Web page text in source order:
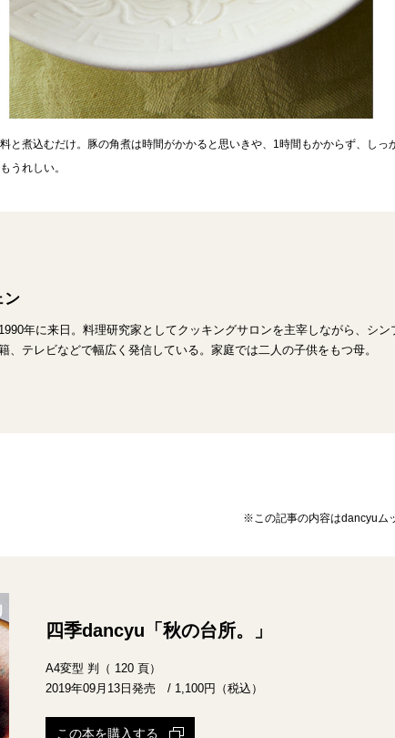
と煮込むだけ。豚の角煮は時間がかかると思いきや、1時間もかからず、し
うれしい。
ン
年に来日。料理研究家としてクッキングサロンを主宰しながら、シ
、テレビなどで幅広く発信している。家庭では二人の子供をもつ母。
※この記事の内容はdancyuム
四季dancyu「秋の台所。」
A4変型 判（ 120 頁）
2019年09月13日発売 / 1,100円（税込）
この本を購入する